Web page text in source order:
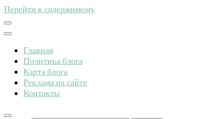
Перейти к содержимому
Главная
Политика блога
Карта блога
Реклама на сайте
Контакты